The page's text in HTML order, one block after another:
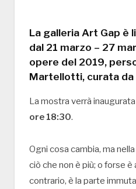
La galleria Art Gap è
dal 21 marzo – 27
opere del 2019,
Martellotti, curata da
La mostra verrà inaugurata
ore 18:30.
Ogni cosa cambia, ma
ciò che non è più; o forse
contrario, è la parte